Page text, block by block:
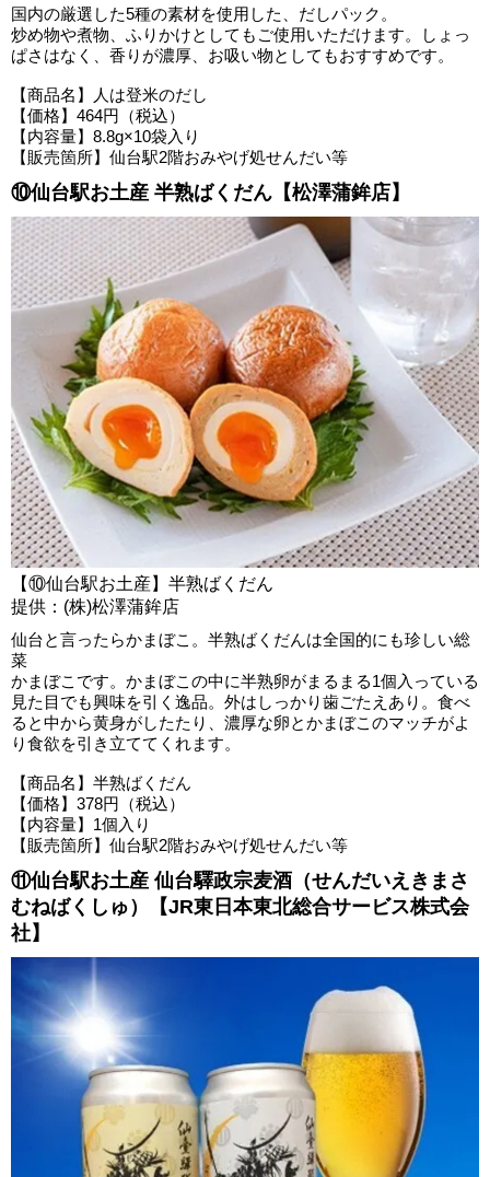
国内の厳選した5種の素材を使用した、だしパック。
炒め物や煮物、ふりかけとしてもご使用いただけます。しょっ
ぱさはなく、香りが濃厚、お吸い物としてもおすすめです。
【商品名】人は登米のだし
【価格】464円（税込）
【内容量】8.8g×10袋入り
【販売箇所】仙台駅2階おみやげ処せんだい等
⑩仙台駅お土産 半熟ばくだん【松澤蒲鉾店】
【⑩仙台駅お土産】半熟ばくだん
提供：(株)松澤蒲鉾店
仙台と言ったらかまぼこ。半熟ばくだんは全国的にも珍しい総
菜
かまぼこです。かまぼこの中に半熟卵がまるまる1個入っている
見た目でも興味を引く逸品。外はしっかり歯ごたえあり。食べ
ると中から黄身がしたたり、濃厚な卵とかまぼこのマッチがよ
り食欲を引き立ててくれます。
【商品名】半熟ばくだん
【価格】378円（税込）
【内容量】1個入り
【販売箇所】仙台駅2階おみやげ処せんだい等
⑪仙台駅お土産 仙台驛政宗麦酒（せんだいえきまさ
むねばくしゅ）【JR東日本東北総合サービス株式会
社】